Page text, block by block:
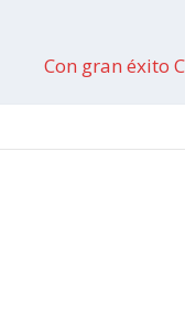
Con gran éxito